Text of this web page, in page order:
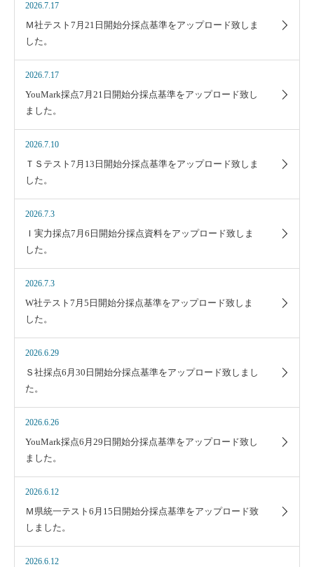
2026.7.17
Ｍ社テスト7月21日開始分採点基準をアップロード致しま
した。
2026.7.17
YouMark採点7月21日開始分採点基準をアップロード致し
ました。
2026.7.10
ＴＳテスト7月13日開始分採点基準をアップロード致しま
した。
2026.7.3
Ｉ実力採点7月6日開始分採点資料をアップロード致しま
した。
2026.7.3
W社テスト7月5日開始分採点基準をアップロード致しま
した。
2026.6.29
Ｓ社採点6月30日開始分採点基準をアップロード致しまし
た。
2026.6.26
YouMark採点6月29日開始分採点基準をアップロード致し
ました。
2026.6.12
Ｍ県統一テスト6月15日開始分採点基準をアップロード致
しました。
2026.6.12